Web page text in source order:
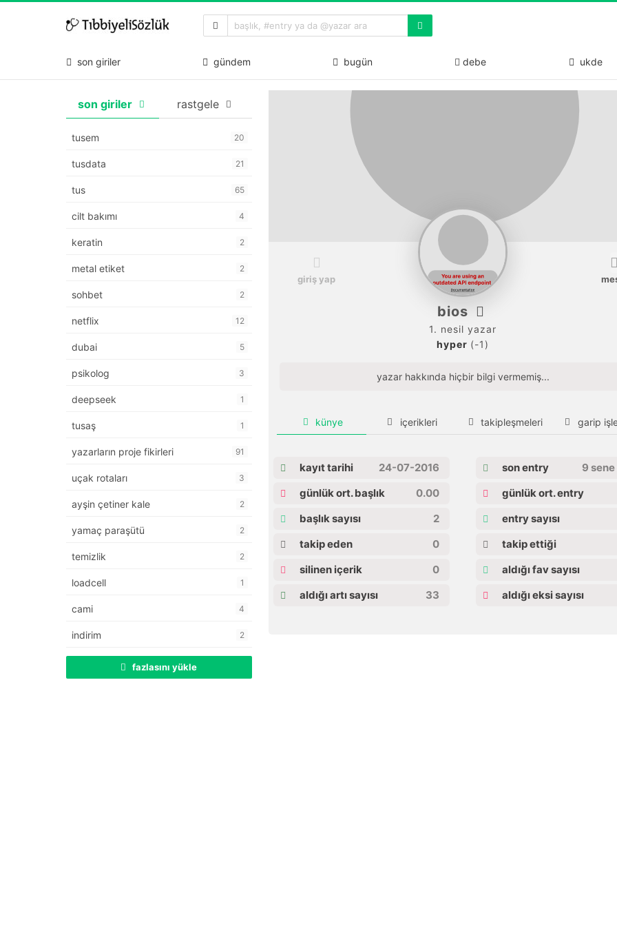
son giriler gündem bugün debe ukde
son giriler rastgele
tusem 20
tusdata 21
tus 65
cilt bakımı 4
keratin 2
metal etiket 2
sohbet 2
netflix 12
dubai 5
psikolog 3
deepseek 1
tusaş 1
yazarların proje fikirleri 91
uçak rotaları 3
ayşin çetiner kale 2
yamaç paraşütü 2
temizlik 2
loadcell 1
cami 4
indirim 2
fazlasını yükle
giriş yap
bios
1. nesil yazar
hyper (-1)
yazar hakkında hiçbir bilgi vermemiş...
künye içerikleri takipleşmeleri garip
kayıt tarihi
24-07-2016
günlük ort. başlık
0.00
başlık sayısı
2
takip eden
0
silinen içerik
0
aldığı artı sayısı
33
son entry
9
günlük ort. entry
entry sayısı
takip ettiği
aldığı fav sayısı
aldığı eksi sayısı